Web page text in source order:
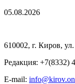
05.08.2026
610002, г. Киров,
Редакция: +7(8332)
E-mail: